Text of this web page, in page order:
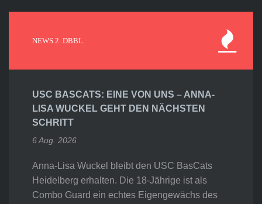
NEWS 2. DBBL
USC BASCATS: EINE VON UNS – ANNA-
LISA WUCKEL GEHT DEN NÄCHSTEN
SCHRITT
6 Aug. 2026
Anna-Lisa Wuckel bleibt den USC BasCats
Heidelberg erhalten. Die 18-Jährige ist als
Combo Guard ein echtes Eigengewächs des